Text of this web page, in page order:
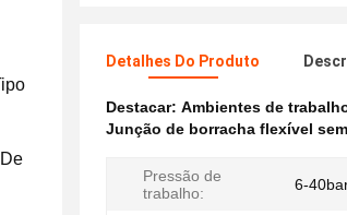
Detalhes Do Produto
Destacar: Ambientes de
Junção de borracha flexível
Pressão de
trabalho:
6-